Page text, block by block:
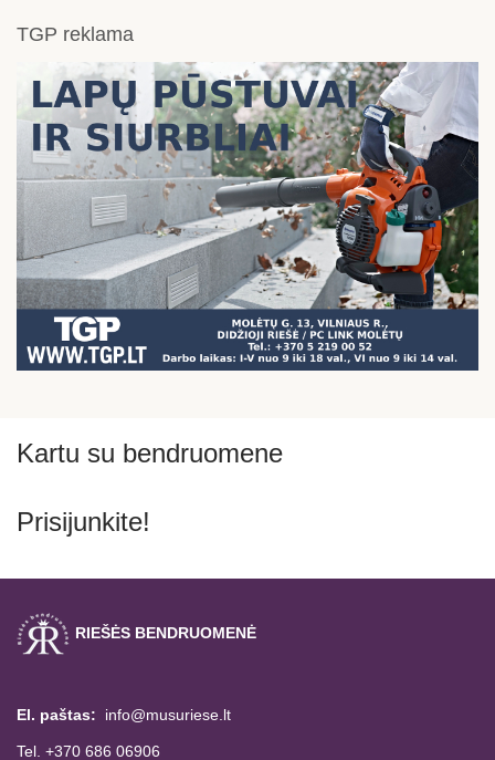
TGP reklama
Kartu su bendruomene
Prisijunkite!
RIEŠĖS BENDRUOMENĖ
El. paštas: info@musuriese.lt
Tel. +370 686 06906